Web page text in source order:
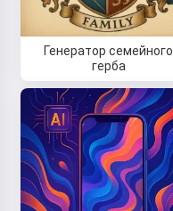
Генератор семейного
герба